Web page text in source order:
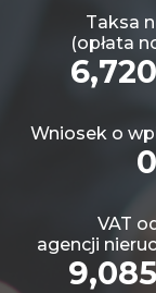
Taksa
(opłata
Wniosek o
VAT
agencji